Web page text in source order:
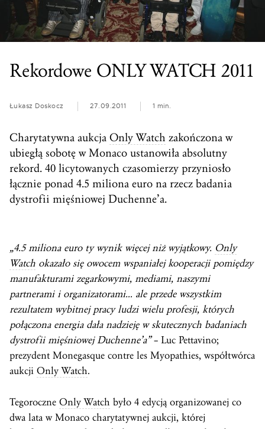
Rekordowe ONLY WATCH 2011
Łukasz Doskocz 27.09.2011 1 min.
Charytatywna aukcja Only Watch zakończona w
ubiegłą sobotę w Monaco ustanowiła absolutny
rekord. 40 licytowanych czasomierzy przyniosło
łącznie ponad 4.5 miliona euro na rzecz badania
dystrofii mięśniowej Duchenne’a.
„4.5 miliona euro ty wynik więcej niż wyjątkowy. Only
Watch okazało się owocem wspaniałej kooperacji pomiędzy
manufakturami zegarkowymi, mediami, naszymi
partnerami i organizatorami… ale przede wszystkim
rezultatem wybitnej pracy ludzi wielu profesji, których
połączona energia dała nadzieję w skutecznych badaniach
dystrofii mięśniowej Duchenne’a”– Luc Pettavino;
prezydent Monegasque contre les Myopathies, współtwórca
aukcji Only Watch.
Tegoroczne Only Watch było 4 edycją organizowanej co
dwa lata w Monaco charytatywnej aukcji, której